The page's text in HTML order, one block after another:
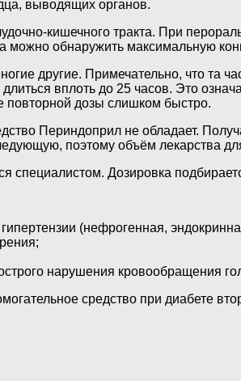
выводящих органов.
кишечного тракта. При
можно обнаружить максимальную
другие. Примечательно, что та
вплоть до 25 часов. Это
повторной дозы слишком быстро.
Периндоприл не обладает.
поэтому объём лекарства
специалистом. Дозировка
(нефрогенная,
нарушения кровообращения
средство при диабете